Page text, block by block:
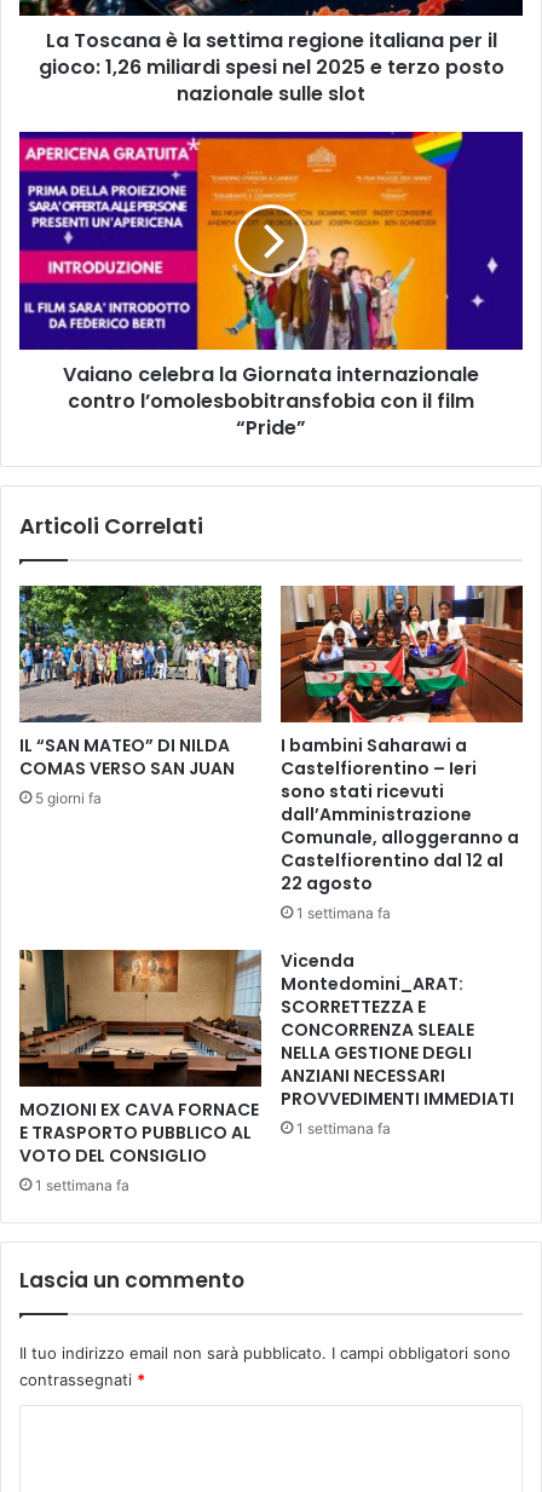
a
e
t
e
i
a
a
n
a
p
e
r
i
l
g
1
,
6
m
i
l
i
a
r
p
e
i
n
e
La Toscana è la settima regione italiana per il
gioco: 1,26 miliardi spesi nel 2025 e terzo posto
nazionale sulle slot
V
a
i
a
n
c
l
G
r
n
a
t
a
i
n
t
e
o
n
l
e
c
o
n
t
r
l
o
m
l
e
Vaiano celebra la Giornata internazionale
contro l’omolesbobitransfobia con il film
“Pride”
Articoli Correlati
IL “SAN MATEO” DI NILDA
COMAS VERSO SAN JUAN
5 giorni fa
I bambini Saharawi a
Castelfiorentino – Ieri
sono stati ricevuti
dall’Amministrazione
Comunale, alloggeranno a
Castelfiorentino dal 12 al
22 agosto
1 settimana fa
MOZIONI EX CAVA FORNACE
E TRASPORTO PUBBLICO AL
VOTO DEL CONSIGLIO
1 settimana fa
Vicenda
Montedomini_ARAT:
SCORRETTEZZA E
CONCORRENZA SLEALE
NELLA GESTIONE DEGLI
ANZIANI NECESSARI
PROVVEDIMENTI IMMEDIATI
1 settimana fa
Lascia un commento
Il tuo indirizzo email non sarà pubblicato. I campi obbligatori sono
contrassegnati *